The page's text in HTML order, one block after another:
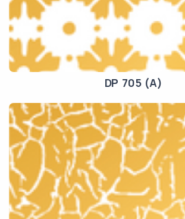
DP 705 (A)